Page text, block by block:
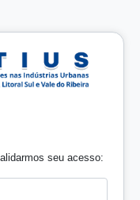
seu acesso: